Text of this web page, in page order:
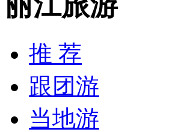
推 荐
跟团游
当地游